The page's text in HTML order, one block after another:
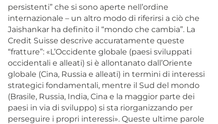
persistenti” che si sono aperte nell’ordine
internazionale – un altro modo di riferirsi a ciò che
Jaishankar ha definito il “mondo che cambia”. La
Credit Suisse descrive accuratamente queste
“fratture”: «L’Occidente globale (paesi sviluppati
occidentali e alleati) si è allontanato dall’Oriente
globale (Cina, Russia e alleati) in termini di interessi
strategici fondamentali, mentre il Sud del mondo
(Brasile, Russia, India, Cina e la maggior parte dei
paesi in via di sviluppo) si sta riorganizzando per
perseguire i propri interessi». Queste ultime parole